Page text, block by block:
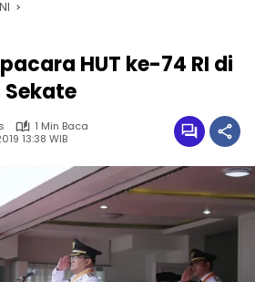
HUT ke-74 RI di
Sekate
1 Min Baca
13:38 WIB